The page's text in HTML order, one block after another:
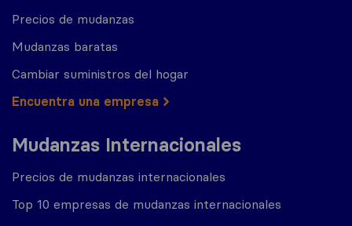
Precios de mudanzas
Mudanzas baratas
Cambiar suministros del hogar
Encuentra una empresa
Mudanzas Internacionales
Precios de mudanzas internacionales
Top 10 empresas de mudanzas internacionales